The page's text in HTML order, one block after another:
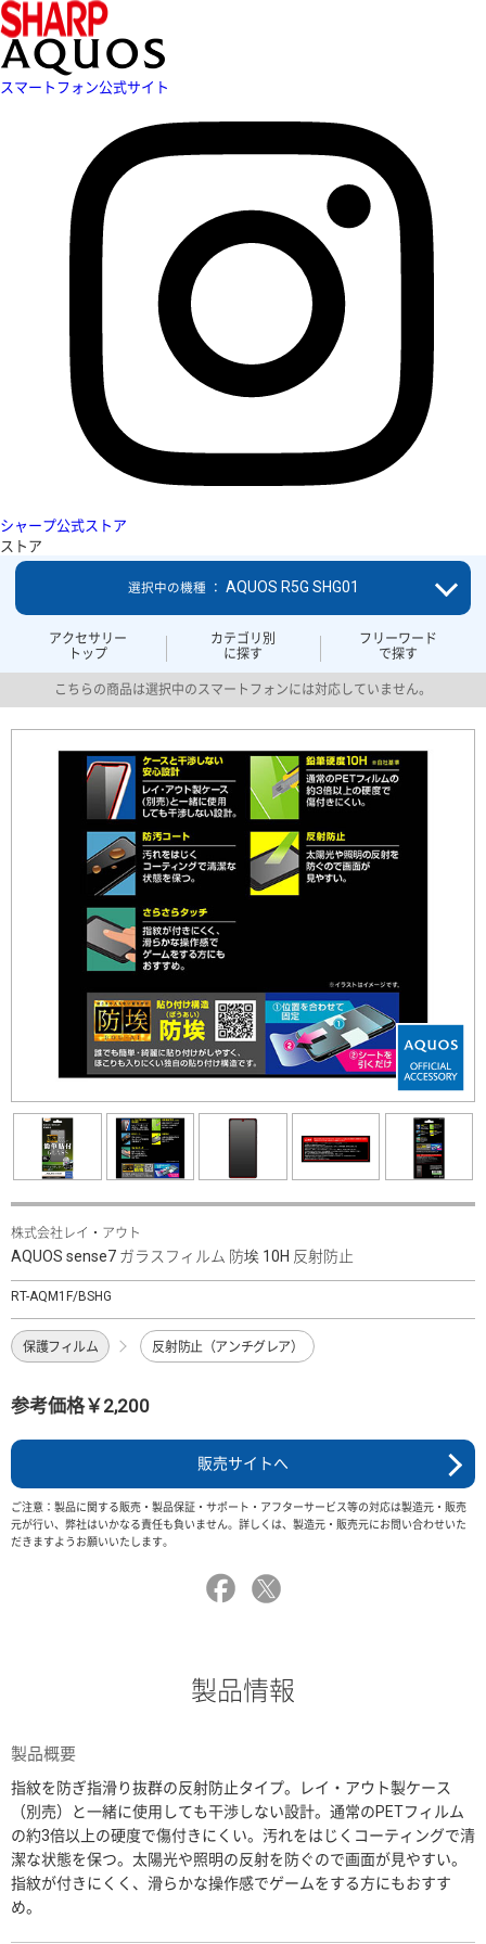
スマートフォン公式サイト
シャープ公式ストア
ストア
アクセサリー
トップ
カテゴリ別
に探す
フリーワード
で探す
選択中の機種 ： AQUOS R5G SHG01
こちらの商品は選択中のスマートフォンには対応していません。
株式会社レイ・アウト
AQUOS sense7 ガラスフィルム 防埃 10H 反射防止
RT-AQM1F/BSHG
保護フィルム 反射防止（アンチグレア）
参考価格￥2,200
販売サイトへ
ご注意：製品に関する販売・製品保証・サポート・アフターサービス等の対応は製造元・販売
元が行い、弊社はいかなる責任も負いません。詳しくは、製造元・販売元にお問い合わせいた
だきますようお願いいたします。
製品情報
製品概要
指紋を防ぎ指滑り抜群の反射防止タイプ。レイ・アウト製ケース
（別売）と一緒に使用しても干渉しない設計。通常のPETフィルム
の約3倍以上の硬度で傷付きにくい。汚れをはじくコーティングで清
潔な状態を保つ。太陽光や照明の反射を防ぐので画面が見やすい。
指紋が付きにくく、滑らかな操作感でゲームをする方にもおすす
め。